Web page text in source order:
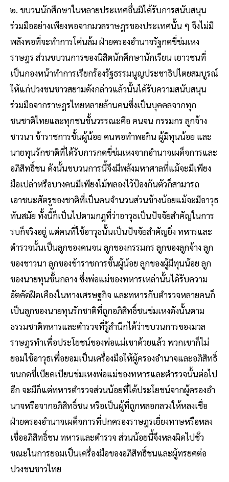
๒. ขบวนนักศึกษาในหลายประเทศอื่นมิได้รับการสนับสนุน
ร่วมมืออย่างเพียงพอจากมวลราษฎรของประเทศนั้น ๆ จึงไม่มี
พลังพอที่จะทําการโค่นล้ม ฝ่ายครองอํานาจรัฐกดขี่ข่มเหง
ราษฎร ส่วนขบวนการของนิสิตนักศึกษานักเรียน เยาวชนที่
เป็นกองหน้าทําการเรียกร้องรัฐธรรมนูญประชาธิปไตยสมบูรณ์
ให้แก่ปวงชนชาวสยามดังกล่าวแล้วนั้นได้รับความสนับสนุน
ร่วมมือจากราษฎรไทยหลายล้านคนซึ่งเป็นบุคคลจากทุก
ชนชาติไทยและทุกชนชั้นวรรณะคือ คนจน กรรมกร ลูกจ้าง
ชาวนา ข้าราชการชั้นผู้น้อย คนพอทําพอกิน ผู้มีทุนน้อย และ
นายทุนรักชาติที่ได้รับการกดขี่ข่มเหงจากอํานาจเผด็จการและ
อภิสิทธิ์ชน ดังนั้นขบวนการนี้จึงมีพลังมหาศาลที่แม้จะมีเพียง
มือเปล่าหรือบางคนมีเพียงไม้พลองไว้ป้องกันตัวก็สามารถ
เอาชนะศัตรูของชาติที่เป็นคนจํานวนส่วนข้างน้อยแม้จะมีอาวุธ
ทันสมัย ทั้งนี้ก็เป็นไปตามกฎที่ว่าอาวุธเป็นปัจจัยสําคัญในการ
รบก็จริงอยู่ แต่คนที่ใช้อาวุธนั้นเป็นปัจจัยสําคัญยิ่ง ทหารและ
ตํารวจนั้นเป็นลูกของคนจน ลูกของกรรมกร ลูกของลูกจ้าง ลูก
ของชาวนา ลูกของข้าราชการชั้นผู้น้อย ลูกของผู้มีทุนน้อย ลูก
ของนายทุนชั้นกลาง ซึ่งพ่อแม่ของทหารเหล่านั้นได้รับความ
อัตคัดฝืดเคืองในทางเศรษฐกิจ และทหารกับตํารวจหลายคนก็
เป็นลูกของนายทุนรักชาติที่ถูกอภิสิทธิ์ชนข่มเหงดังนั้นตาม
ธรรมชาติทหารและตํารวจที่รู้สํานึกได้ว่าขบวนการของมวล
ราษฎรทําเพื่อประโยชน์ของพ่อแม่เขาด้วยแล้ว พวกเขาก็ไม่
ยอมใช้อาวุธเพื่อยอมเป็นเครื่องมือให้ผู้ครองอํานาจและอภิสิทธิ์
ชนกดขี่เบียดเบียนข่มเหงพ่อแม่ของทหารและตํารวจนั้นต่อไป
อีก จะมีก็แต่ทหารตํารวจส่วนน้อยที่ได้ประโยชน์จากผู้ครองอํา
นาจหรือจากอภิสิทธิ์ชน หรือเป็นผู้ที่ถูกหลอกลวงให้หลงเชื่อ
ฝ่ายครองอํานาจเผด็จการที่ปกครองราษฎรเยี่ยงทาษหรือหลง
เชื่ออภิสิทธิ์ชน ทหารและตํารวจ ส่วนน้อยนี้จึงหลงผิดไปชั่ว
ขณะในการยอมเป็นเครื่องมือของอภิสิทธิ์ชนและผู้ทรยศต่อ
ปวงชนชาวไทย